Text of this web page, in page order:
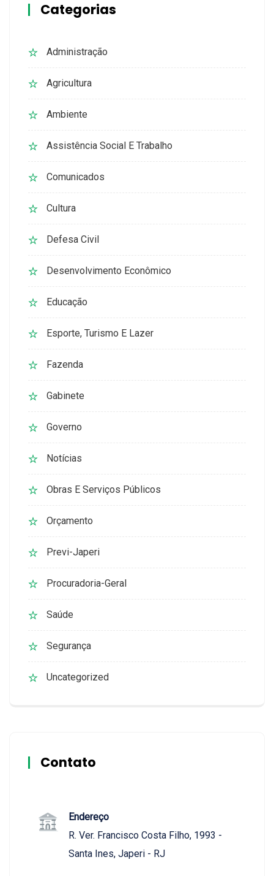
Categorias
Administração
Agricultura
Ambiente
Assistência Social E Trabalho
Comunicados
Cultura
Defesa Civil
Desenvolvimento Econômico
Educação
Esporte, Turismo E Lazer
Fazenda
Gabinete
Governo
Notícias
Obras E Serviços Públicos
Orçamento
Previ-Japeri
Procuradoria-Geral
Saúde
Segurança
Uncategorized
Contato
Endereço
R. Ver. Francisco Costa Filho, 1993 -
Santa Ines, Japeri - RJ